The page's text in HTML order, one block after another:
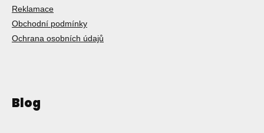
Reklamace
Obchodní podmínky
Ochrana osobních údajů
Blog